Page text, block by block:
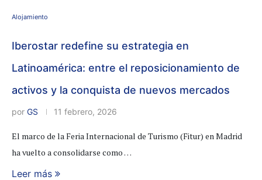
Alojamiento
Iberostar redefine su estrategia en
Latinoamérica: entre el reposicionamiento de
activos y la conquista de nuevos mercados
por GS 11 febrero, 2026
El marco de la Feria Internacional de Turismo (Fitur) en Madrid
ha vuelto a consolidarse como …
Leer más